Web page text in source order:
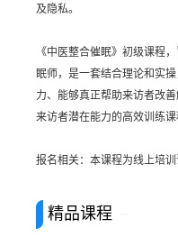
及隐私。
《中医整合催眠》初级课程
眠师，是一套结合理论和实
力、能够真正帮助来访者改
来访者潜在能力的高效训练课
报名相关：本课程为线上培训
精品课程